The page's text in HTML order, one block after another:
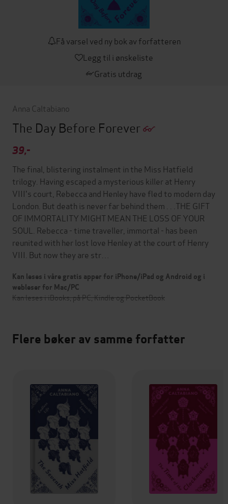
Få varsel ved ny bok av forfatteren
Legg til i ønskeliste
Gratis utdrag
Anna Caltabiano
The Day Before Forever
39,-
The final, blistering instalment in the Miss Hatfield
trilogy. Having escaped a mysterious killer at Henry
VIII's court, Rebecca and Henley have fled to modern day
London. But death is never far behind them . . .THE GIFT
OF IMMORTALITY MIGHT MEAN THE LOSS OF YOUR
SOUL. Rebecca - time traveller, immortal - has been
reunited with her lost love Henley at the court of Henry
VIII. But now they are str…
Kan leses i våre gratis apper for iPhone/iPad og Android og i
webleser for Mac/PC
Kan leses i iBooks, på PC, Kindle og PocketBook
Flere bøker av samme forfatter